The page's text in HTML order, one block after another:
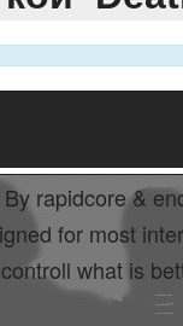
rapidcore &
for most
what is